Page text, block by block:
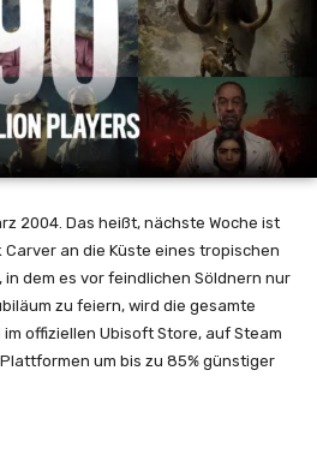
2004. Das heißt, nächste Woche ist
an die Küste eines tropischen
dem es vor feindlichen Söldnern nur
zu feiern, wird die gesamte
offiziellen Ubisoft Store, auf Steam
um bis zu 85% günstiger